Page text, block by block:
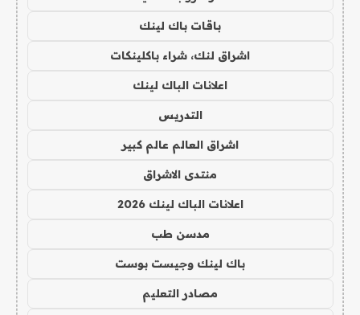
باقات باك لينك
اشراق لنك، شراء باكلينكات
اعلانات الباك لينك
التدريس
اشراق العالم عالم كبير
منتدى الاشراق
اعلانات الباك لينك 2026
مدسن طب
باك لينك وجيست بوست
مصادر التعليم